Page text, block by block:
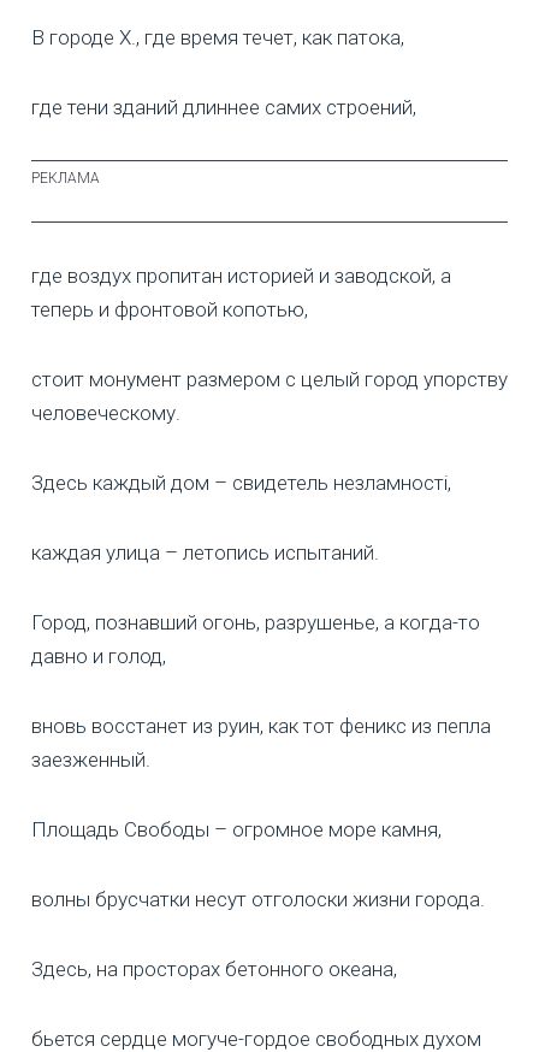
В городе Х., где время течет, как патока,
где тени зданий длиннее самих строений,
где воздух пропитан историей и заводской, а
теперь и фронтовой копотью,
стоит монумент размером с целый город упорству
человеческому.
Здесь каждый дом – свидетель незламності,
каждая улица – летопись испытаний.
Город, познавший огонь, разрушенье, а когда-то
давно и голод,
вновь восстанет из руин, как тот феникс из пепла
заезженный.
Площадь Свободы – огромное море камня,
волны брусчатки несут отголоски жизни города.
Здесь, на просторах бетонного океана,
бьется сердце могуче-гордое свободных духом